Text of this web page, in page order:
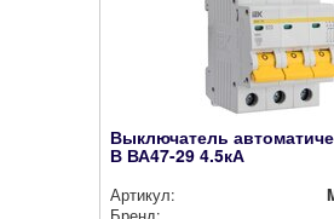
Выключатель
В ВА47-29 4.5кА
Артикул: